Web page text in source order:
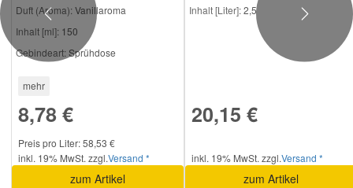
Duft (Aroma): Vanillaroma
Inhalt [ml]: 150
Gebindeart: Sprühdose
mehr
8,78 €
Preis pro Liter: 58,53 €
inkl. 19% MwSt. zzgl.Versand *
zum Artikel
Inhalt [Liter]:2,5
20,15 €
inkl. 19% MwSt. zzgl.Versand *
zum Artikel
Previous Next